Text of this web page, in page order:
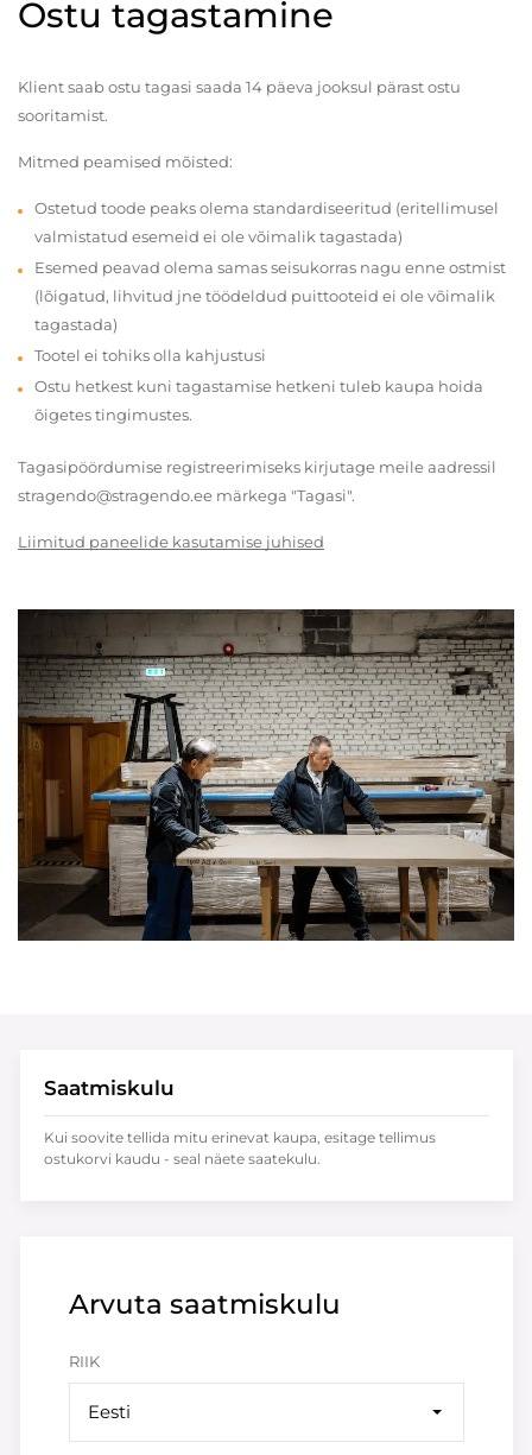
Ostu tagastamine
Klient saab ostu tagasi saada 14 päeva jooksul pärast ostu
sooritamist.
Mitmed peamised mõisted:
Ostetud toode peaks olema standardiseeritud (eritellimusel
valmistatud esemeid ei ole võimalik tagastada)
Esemed peavad olema samas seisukorras nagu enne ostmist
(lõigatud, lihvitud jne töödeldud puittooteid ei ole võimalik
tagastada)
Tootel ei tohiks olla kahjustusi
Ostu hetkest kuni tagastamise hetkeni tuleb kaupa hoida
õigetes tingimustes.
Tagasipöördumise registreerimiseks kirjutage meile aadressil
stragendo@stragendo.ee märkega "Tagasi".
Liimitud paneelide kasutamise juhised
Arvuta saatmiskulu
RIIK
Eesti
Saatmiskulu
Kui soovite tellida mitu erinevat kaupa, esitage tellimus
ostukorvi kaudu - seal näete saatekulu.